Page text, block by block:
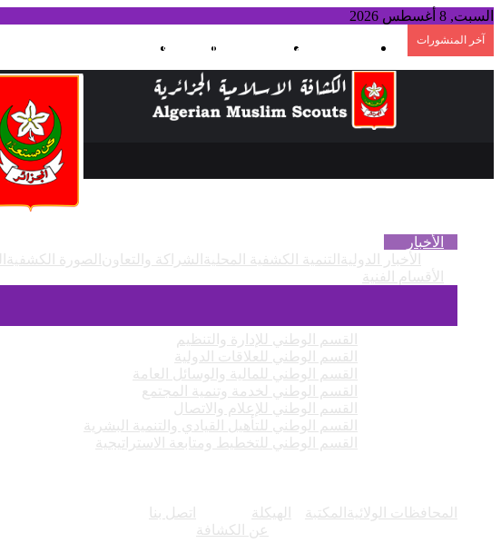
السبت, 8 أغسطس 2026
آخر المنشورات بحث عن الوضع المظلم تسجيل الدخول
الأخبار
الأخبار الدولية
التنمية الكشفية المحلية الشراكة والتعاون الصورة الكشفية
الأقسام الفنية
القسم الوطني للإدارة والتنظيم
القسم الوطني للعلاقات الدولية
القسم الوطني للمالية والوسائل العامة
القسم الوطني لخدمة وتنمية المجتمع
القسم الوطني للإعلام والاتصال
القسم الوطني للتأهيل القيادي والتنمية البشرية
القسم الوطني للتخطيط ومتابعة الاستراتيجية
المحافظات الولائية
المكتبة
الهيكلة
عن الكشافة
اتصل بنا